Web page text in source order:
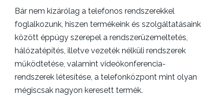
Bár nem kizárólag a telefonos rendszerekkel
foglalkozunk, hiszen termékeink és szolgáltatásaink
között éppúgy szerepel a rendszerüzemeltetés,
hálózatépítés, illetve vezeték nélküli rendszerek
működtetése, valamint videókonferencia-
rendszerek létesítése, a telefonközpont mint olyan
mégiscsak nagyon keresett termék.